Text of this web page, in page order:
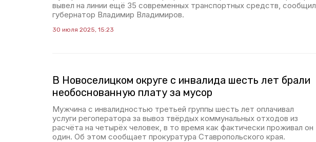
вывел на линии ещё 35 современных транспортных средств, сообщил
губернатор Владимир Владимиров.
30 июля 2025, 15:23
В Новоселицком округе с инвалида шесть лет брали
необоснованную плату за мусор
Мужчина с инвалидностью третьей группы шесть лет оплачивал
услуги регоператора за вывоз твёрдых коммунальных отходов из
расчёта на четырёх человек, в то время как фактически проживал он
один. Об этом сообщает прокуратура Ставропольского края.